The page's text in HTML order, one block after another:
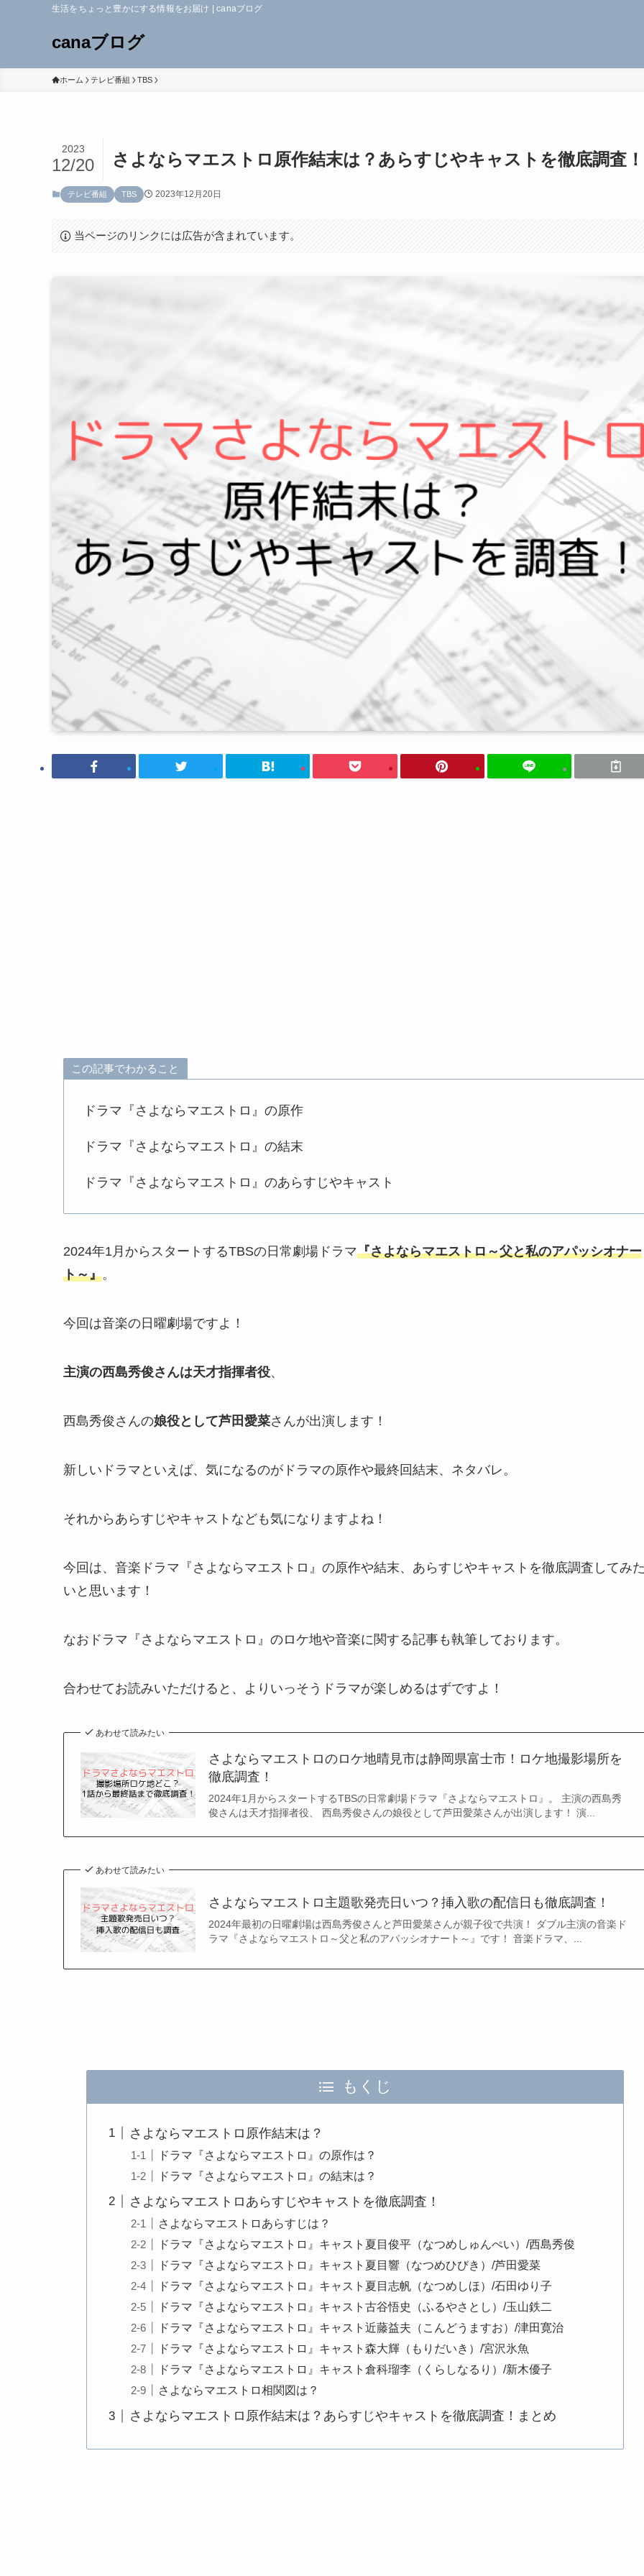
生活をちょっと豊かにする情報をお届け | canaブログ
canaブログ
ホーム テレビ番組 TBS
さよならマエストロ原作結末は？あらすじやキャストを徹底調査！
2023
12/20
テレビ番組 TBS 2023年12月20日
当ページのリンクには広告が含まれています。
この記事でわかること
ドラマ『さよならマエストロ』の原作
ドラマ『さよならマエストロ』の結末
ドラマ『さよならマエストロ』のあらすじやキャスト
2024年1月からスタートするTBSの日常劇場ドラマ『さよならマエストロ～父と私のアパッシオナー
ト～』。
今回は音楽の日曜劇場ですよ！
主演の西島秀俊さんは天才指揮者役、
西島秀俊さんの娘役として芦田愛菜さんが出演します！
新しいドラマといえば、気になるのがドラマの原作や最終回結末、ネタバレ。
それからあらすじやキャストなども気になりますよね！
今回は、音楽ドラマ『さよならマエストロ』の原作や結末、あらすじやキャストを徹底調査してみ
いと思います！
なおドラマ『さよならマエストロ』のロケ地や音楽に関する記事も執筆しております。
合わせてお読みいただけると、よりいっそうドラマが楽しめるはずですよ！
あわせて読みたい
さよならマエストロのロケ地晴見市は静岡県富士市！ロケ地撮影場所を
徹底調査！
2024年1月からスタートするTBSの日常劇場ドラマ『さよならマエストロ』。 主演の西島秀
俊さんは天才指揮者役、 西島秀俊さんの娘役として芦田愛菜さんが出演します！ 演...
あわせて読みたい
さよならマエストロ主題歌発売日いつ？挿入歌の配信日も徹底調査！
2024年最初の日曜劇場は西島秀俊さんと芦田愛菜さんが親子役で共演！ ダブル主演の音楽ド
ラマ『さよならマエストロ～父と私のアパッシオナート～』です！ 音楽ドラマ、...
もくじ
さよならマエストロ原作結末は？
ドラマ『さよならマエストロ』の原作は？
ドラマ『さよならマエストロ』の結末は？
さよならマエストロあらすじやキャストを徹底調査！
さよならマエストロあらすじは？
ドラマ『さよならマエストロ』キャスト夏目俊平（なつめしゅんぺい）/西島秀俊
ドラマ『さよならマエストロ』キャスト夏目響（なつめひびき）/芦田愛菜
ドラマ『さよならマエストロ』キャスト夏目志帆（なつめしほ）/石田ゆり子
ドラマ『さよならマエストロ』キャスト古谷悟史（ふるやさとし）/玉山鉄二
ドラマ『さよならマエストロ』キャスト近藤益夫（こんどうますお）/津田寛治
ドラマ『さよならマエストロ』キャスト森大輝（もりだいき）/宮沢氷魚
ドラマ『さよならマエストロ』キャスト倉科瑠李（くらしなるり）/新木優子
さよならマエストロ相関図は？
さよならマエストロ原作結末は？あらすじやキャストを徹底調査！まとめ